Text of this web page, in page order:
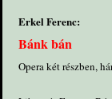
Erkel Ferenc:
Bánk bán
Opera két részben,